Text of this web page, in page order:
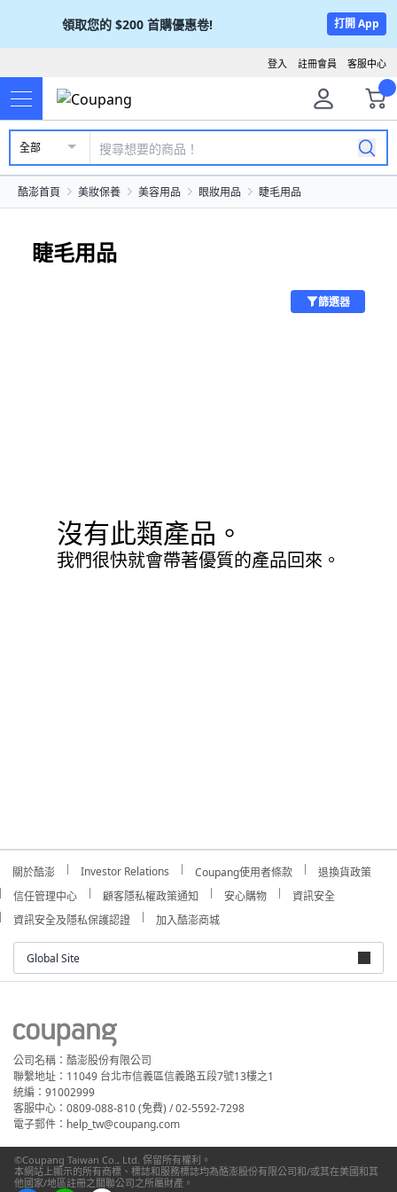
領取您的 $200 首購優惠卷! 打開 App
客服中心
註冊會員
登入
全部
酷澎首頁 美妝保養 美容用品 眼妝用品 睫毛用品
睫毛用品
篩選器
沒有此類產品。
我們很快就會帶著優質的產品回來。
關於酷澎 Investor Relations Coupang使用者條款
退換貨政策
信任管理中心
顧客隱私權政策通知 安心購物
資訊安全
資訊安全及隱私保護認證
加入酷澎商城
Global Site
公司名稱：酷澎股份有限公司
聯繫地址：11049 台北市信義區信義路五段7號13樓之1
統編：91002999
客服中心：0809-088-810 (免費) / 02-5592-7298
電子郵件：help_tw@coupang.com
©Coupang Taiwan Co., Ltd. 保留所有權利。
本網站上顯示的所有商標、標誌和服務標誌均為酷澎股份有限公司和/或其在美國和其
他國家/地區註冊之關聯公司之所屬財產。